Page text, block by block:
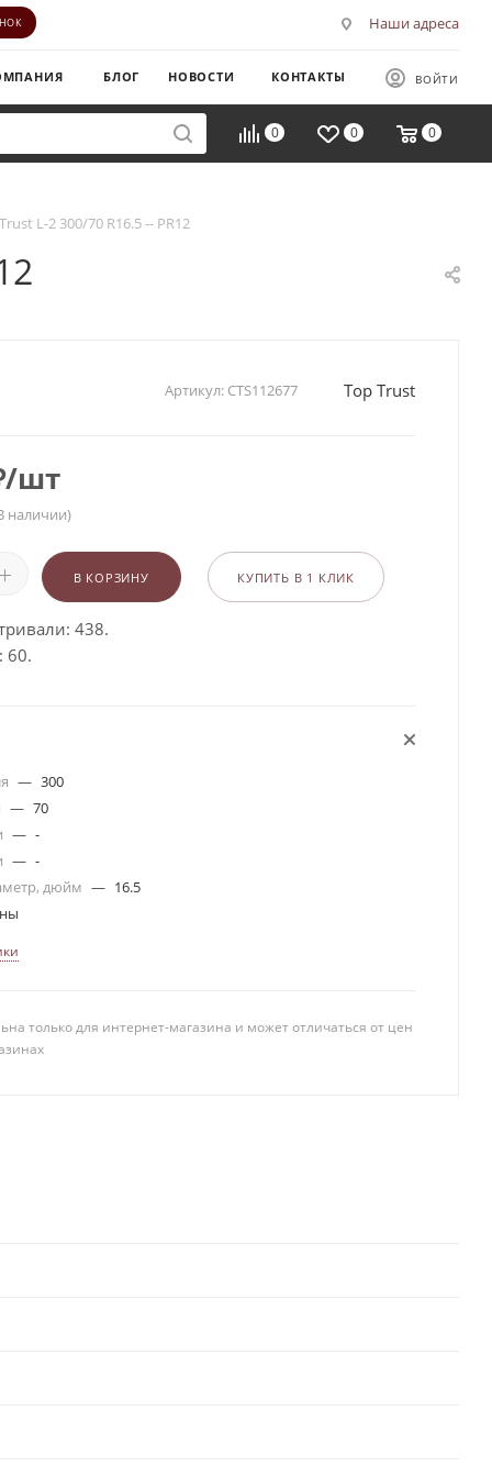
Наши адреса
БЛОГ НОВОСТИ КОНТАКТЫ ВОЙТИ
0 0 0
L-2 300/70 R16.5 -- PR12
Артикул: CTS112677 Top Trust
/шт
наличии)
В КОРЗИНУ КУПИТЬ В 1 КЛИК
438.
60.
— 300
— 70
— -
— -
дюйм — 16.5
только для интернет-магазина и может отличаться от цен